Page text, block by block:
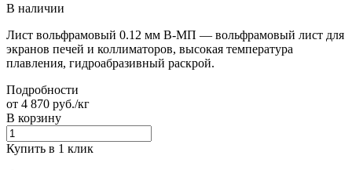
В наличии
Лист вольфрамовый 0.12 мм В-МП — вольфрамовый лист для
экранов печей и коллиматоров, высокая температура
плавления, гидроабразивный раскрой.
Подробности
от 4 870 руб./кг
В корзину
Купить в 1 клик